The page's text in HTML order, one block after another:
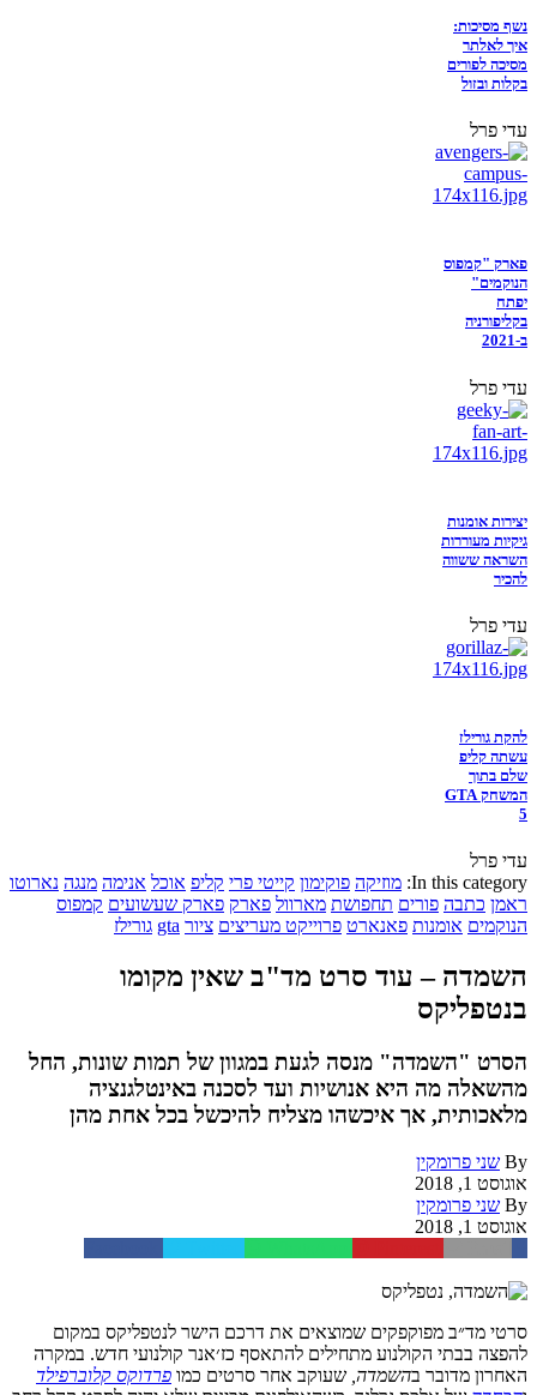
נשף מסיכות:
איך לאלתר
מסיכה לפורים
בקלות ובזול
עדי פרל
פארק "קמפוס
הנוקמים"
יפתח
בקליפורניה
ב-2021
עדי פרל
יצירות אומנות
גיקיות מעוררות
השראה ששווה
להכיר
עדי פרל
להקת גורילז
עשתה קליפ
שלם בתוך
המשחק GTA
5
עדי פרל
In this category: מוזיקה פוקימון קייטי פרי קליפ אוכל אנימה מנגה נארוטו
ראמן כתבה פורים תחפושת מארוול פארק פארק שעשועים קמפוס
הנוקמים אומנות פאנארט פרוייקט מעריצים ציור gta גורילז
השמדה – עוד סרט מד"ב שאין מקומו
בנטפליקס
הסרט "השמדה" מנסה לגעת במגוון של תמות שונות, החל
מהשאלה מה היא אנושיות ועד לסכנה באינטלגנציה
מלאכותית, אך איכשהו מצליח להיכשל בכל אחת מהן
By שני פרומקין
אוגוסט 1, 2018
By שני פרומקין
אוגוסט 1, 2018
סרטי מד״ב מפוקפקים שמוצאים את דרכם הישר לנטפליקס במקום
להפצה בבתי הקולנוע מתחילים להתאסף כז׳אנר קולנועי חדש. במקרה
האחרון מדובר בהשמדה, שעוקב אחר סרטים כמו פרדוקס קלוברפילד